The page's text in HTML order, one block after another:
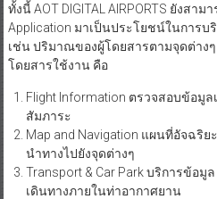
ทั้งนี้ AOT DIGITAL AIRPORTS ยังสา
Application มาเป็นประโยชน์ในการบ
เช่น ปริมาณของผู้โดยสารตามจุดต่าง
โดยสารใช้งาน คือ
Flight Information ตรวจสอบข้อมู
สัมภาระ
Map and Navigation แผนที่อัจฉริ
นำทางไปยังจุดต่างๆ
Transport & Car Park บริการข้อ
เดินทางภายในท่าอากาศยาน